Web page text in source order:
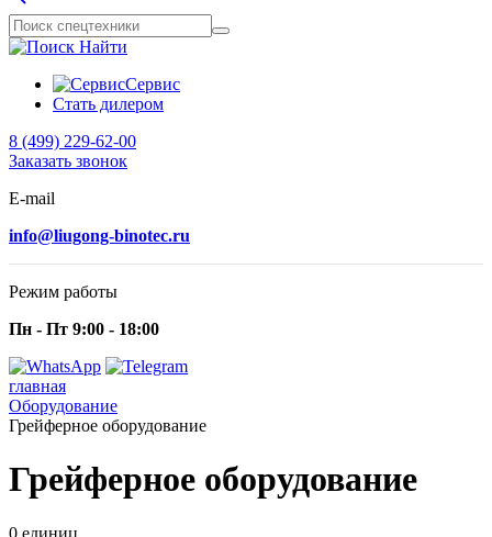
Найти
Сервис
Стать дилером
8 (499) 229-62-00
Заказать звонок
E-mail
info@liugong-binotec.ru
Режим работы
Пн - Пт 9:00 - 18:00
главная
Оборудование
Грейферное оборудование
Грейферное оборудование
0 единиц